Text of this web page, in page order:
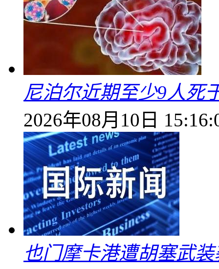
尼泊尔近期至少9人死
2026年08月10日
也门摩卡港遭胡塞武